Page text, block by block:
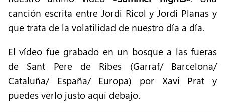
canción escrita entre Jordi Ricol y Jordi Planas y
que trata de la volatilidad de nuestro día a día.
El vídeo fue grabado en un bosque a las fueras
de Sant Pere de Ribes (Garraf/ Barcelona/
Cataluña/ España/ Europa) por Xavi Prat y
puedes verlo justo aquí debajo.